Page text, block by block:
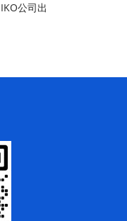
公司出